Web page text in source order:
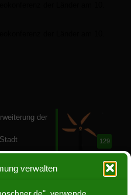
verwalten
129
der